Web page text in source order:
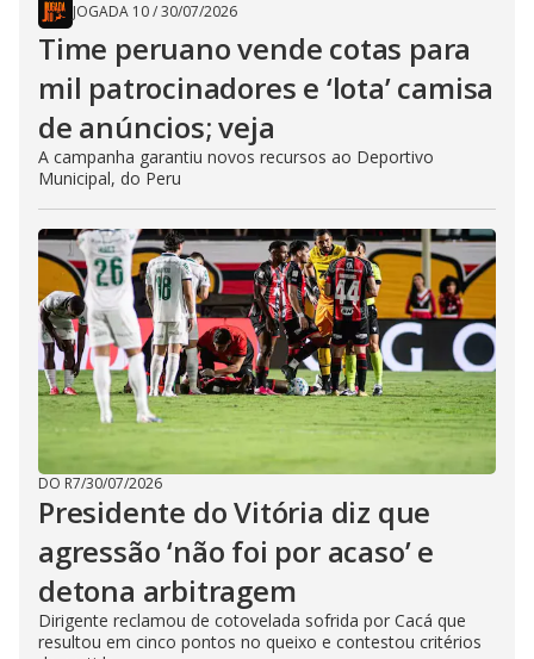
JOGADA 10/30/07/2026
Time peruano vende cotas para
mil patrocinadores e ‘lota’ camisa
de anúncios; veja
A campanha garantiu novos recursos ao Deportivo
Municipal, do Peru
DO R7/30/07/2026
Presidente do Vitória diz que
agressão ‘não foi por acaso’ e
detona arbitragem
Dirigente reclamou de cotovelada sofrida por Cacá que
resultou em cinco pontos no queixo e contestou critérios